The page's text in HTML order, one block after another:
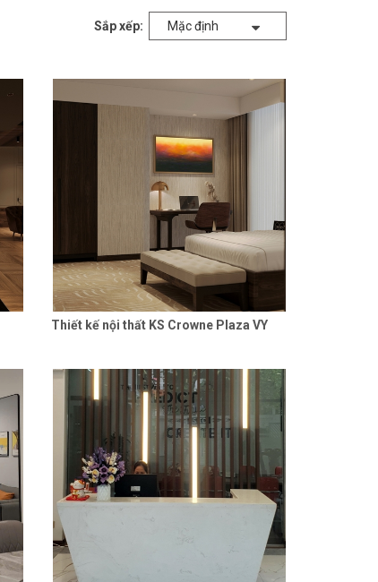
Sắp xếp: Mặc định
Liên hệ Chi tiết
Thiết kế nội thất KS Crowne Plaza VY